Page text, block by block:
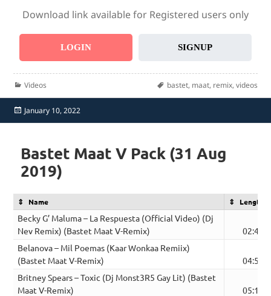
Download link available for Registered users only
LOGIN SIGNUP
Categories
Videos Tags
bastet, maat, remix, videos
Posted
on
January 10, 2022
Bastet Maat V Pack (31 Aug
2019)
Name Length
Becky G’ Maluma – La Respuesta (Official Video) (Dj
Nev Remix) (Bastet Maat V-Remix)
02:49
Belanova – Mil Poemas (Kaar Wonkaa Remiix)
(Bastet Maat V-Remix)
04:56
Britney Spears – Toxic (Dj Monst3R5 Gay Lit) (Bastet
Maat V-Remix)
05:12